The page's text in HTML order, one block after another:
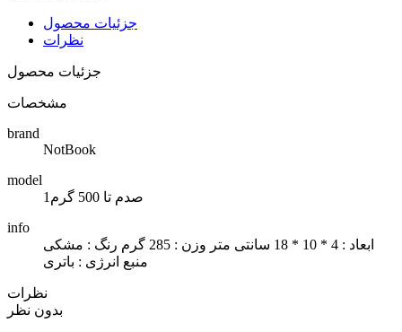
جزئیات محصول
نظرات
جزئیات محصول
مشخصات
brand
NotBook
model
1صدم تا 500 گرم
info
ابعاد : 4 * 10 * 18 سانتی متر وزن : 285 گرم رنگ : مشکی
منبع انرژی : باتری
نظرات
بدون نظر